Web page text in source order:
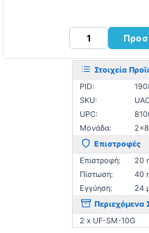
Στοιχεία
PID:
SKU:
UPC:
Μονάδα:
Επιστροφές
Επιστροφή:
20
Πίστωση:
40
Εγγύηση:
24
Περιεχόμενα
2 x UF-SM-10G